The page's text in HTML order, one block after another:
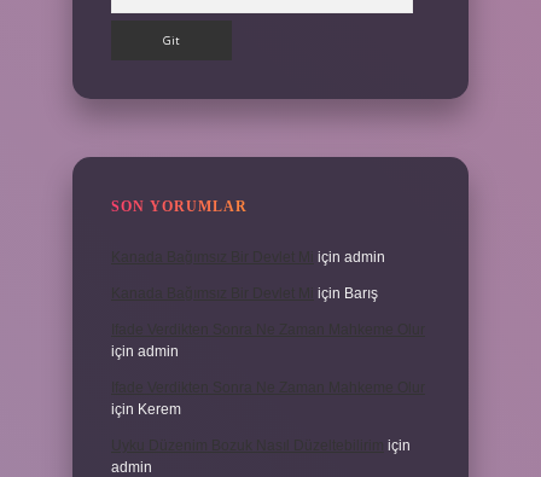
SON YORUMLAR
için admin
için Barış
için admin
için Kerem
için
admin